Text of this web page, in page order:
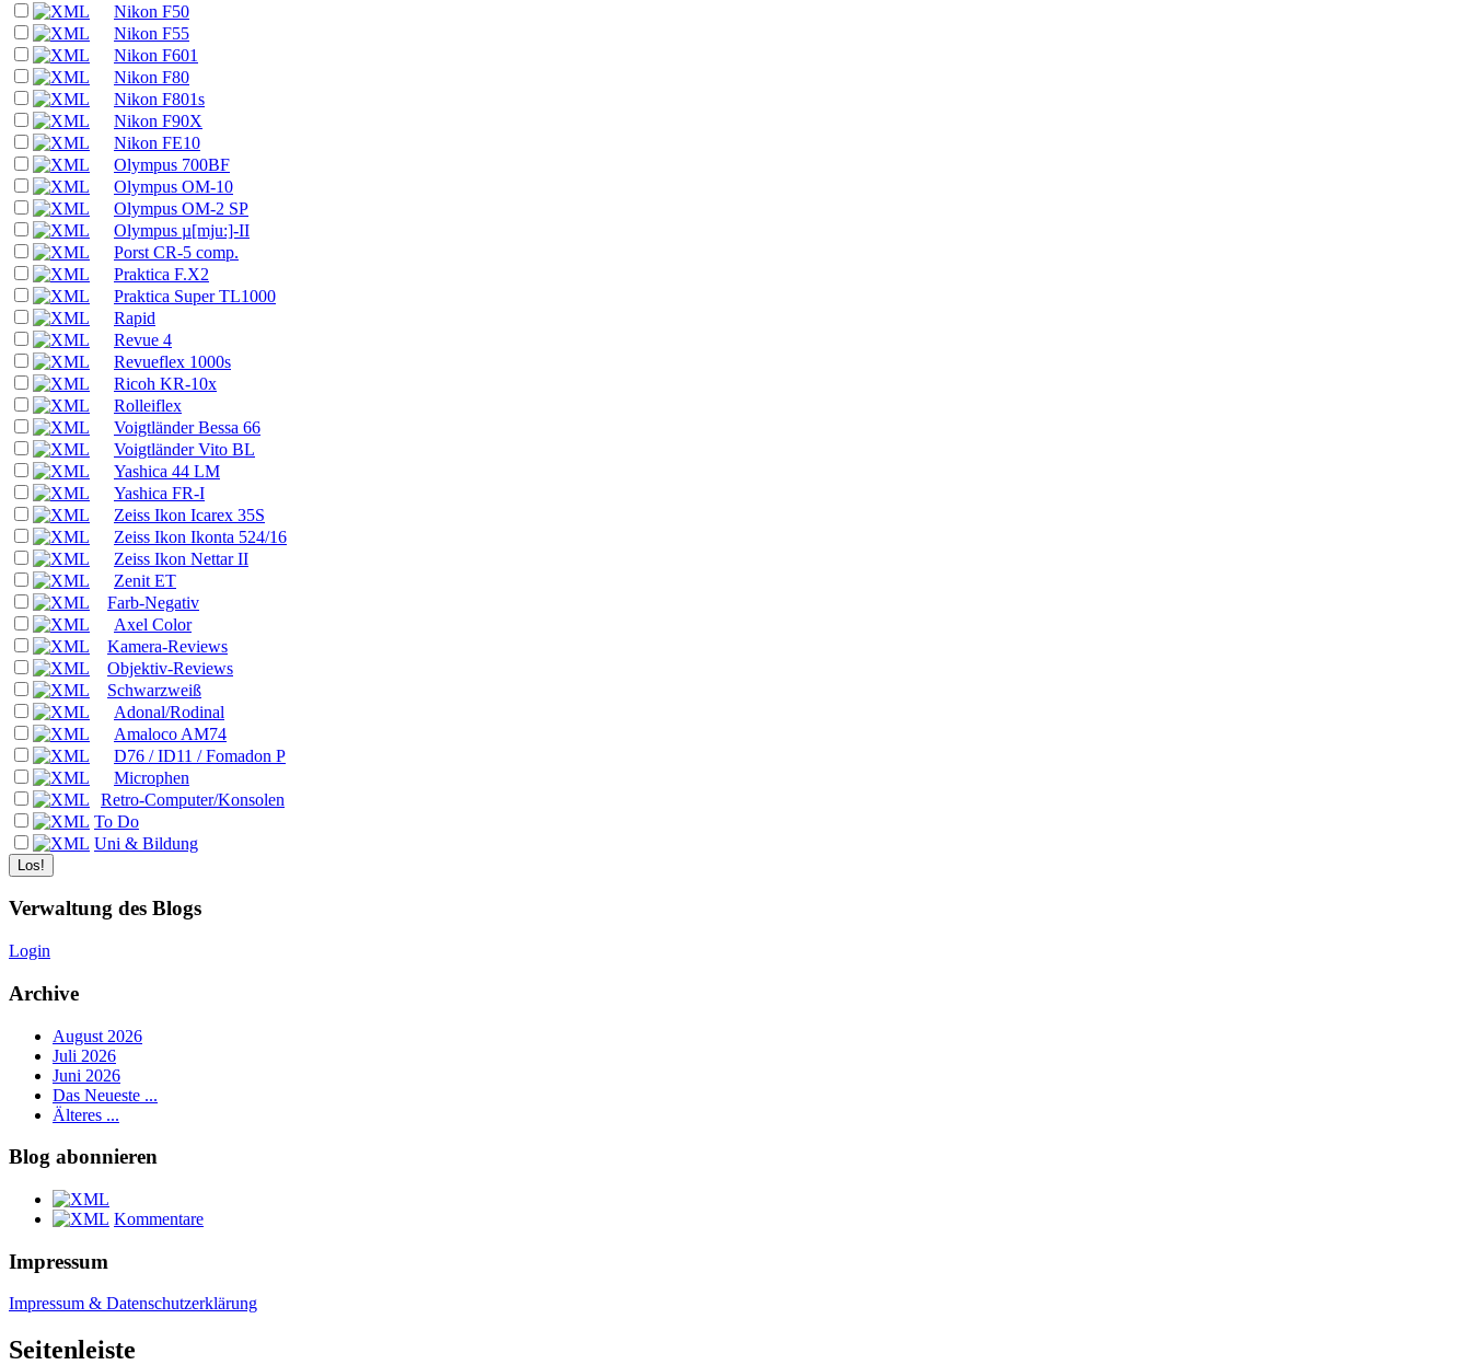
Nikon F50
Nikon F55
Nikon F601
Nikon F80
Nikon F801s
Nikon F90X
Nikon FE10
Olympus 700BF
Olympus OM-10
Olympus OM-2 SP
Olympus µ[mju:]-II
Porst CR-5 comp.
Praktica F.X2
Praktica Super TL1000
Rapid
Revue 4
Revueflex 1000s
Ricoh KR-10x
Rolleiflex
Voigtländer Bessa 66
Voigtländer Vito BL
Yashica 44 LM
Yashica FR-I
Zeiss Ikon Icarex 35S
Zeiss Ikon Ikonta 524/16
Zeiss Ikon Nettar II
Zenit ET
Farb-Negativ
Axel Color
Kamera-Reviews
Objektiv-Reviews
Schwarzweiß
Adonal/Rodinal
Amaloco AM74
D76 / ID11 / Fomadon P
Microphen
Retro-Computer/Konsolen
To Do
Uni & Bildung
Verwaltung des Blogs
Login
Archive
August 2026
Juli 2026
Juni 2026
Das Neueste ...
Älteres ...
Blog abonnieren
Kommentare
Impressum
Impressum & Datenschutzerklärung
Seitenleiste